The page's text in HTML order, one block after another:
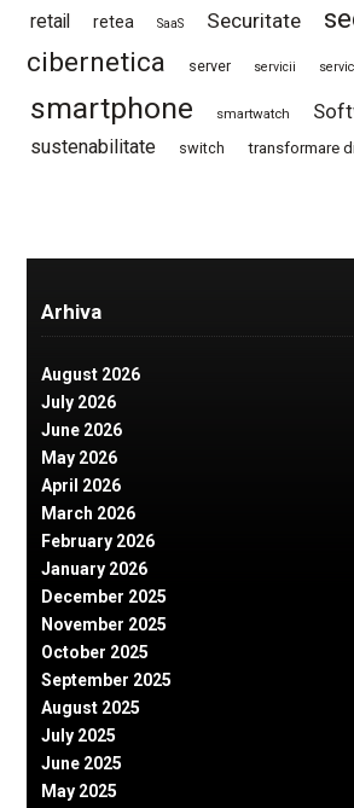
retail retea SaaS Securitate
cibernetica
server servicii
smartphone smartwatch
sustenabilitate switch transformare
Arhiva
August 2026
July 2026
June 2026
May 2026
April 2026
March 2026
February 2026
January 2026
December 2025
November 2025
October 2025
September 2025
August 2025
July 2025
June 2025
May 2025